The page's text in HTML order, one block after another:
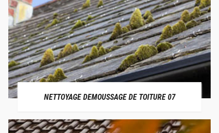
NETTOYAGE DEMOUSSAGE DE TOITURE 07